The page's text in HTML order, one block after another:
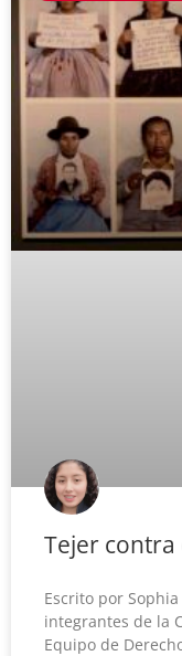
Tejer contra
Escrito por
integrantes de la
Equipo de